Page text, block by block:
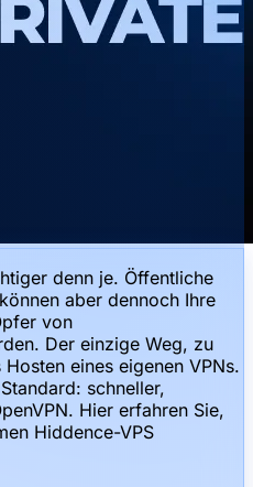
denn je. Öffentliche
aber dennoch Ihre
von
Der einzige Weg, zu
eines eigenen VPNs.
schneller,
Hier erfahren Sie,
Hiddence-VPS